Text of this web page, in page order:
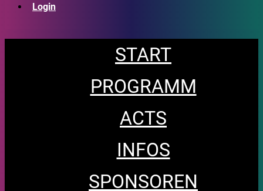
Login
START
PROGRAMM
ACTS
INFOS
SPONSOREN